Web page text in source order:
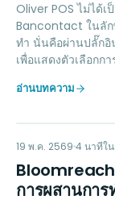
Oliver POS ไม่ได้
Bancontact ในลั
ทำ นั่นคือผ่านปลั๊ก
เพื่อแสดงตัวเลือกก
อ่านบทความ
BW
MARKETING
19 พ.ค. 2569 4นาทีใ
การผสานการ